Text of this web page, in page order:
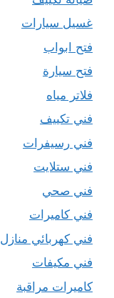
غسيل سيارات
فتح ابواب
فتح سيارة
فلاتر مياه
فني تكييف
فني رسيفرات
فني ستلايت
فني صحي
فني كاميرات
فني كهربائي منازل
فني مكيفات
كاميرات مراقبة